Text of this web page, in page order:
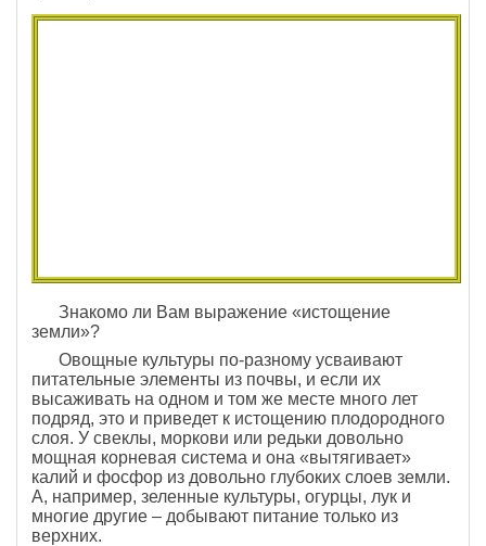
Знакомо ли Вам выражение «истощение
земли»?
Овощные культуры по-разному усваивают
питательные элементы из почвы, и если их
высаживать на одном и том же месте много лет
подряд, это и приведет к истощению плодородного
слоя. У свеклы, моркови или редьки довольно
мощная корневая система и она «вытягивает»
калий и фосфор из довольно глубоких слоев земли.
А, например, зеленные культуры, огурцы, лук и
многие другие – добывают питание только из
верхних.